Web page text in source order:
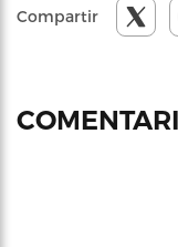
Compartir